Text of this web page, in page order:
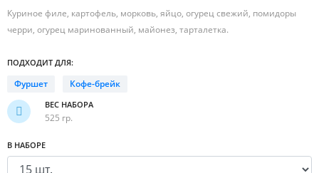
Куриное филе, картофель, морковь, яйцо, огурец свежий, помидоры
черри, огурец маринованный, майонез, тарталетка.
ПОДХОДИТ ДЛЯ:
Фуршет Кофе-брейк
ВЕС НАБОРА
525 гр.
В НАБОРЕ